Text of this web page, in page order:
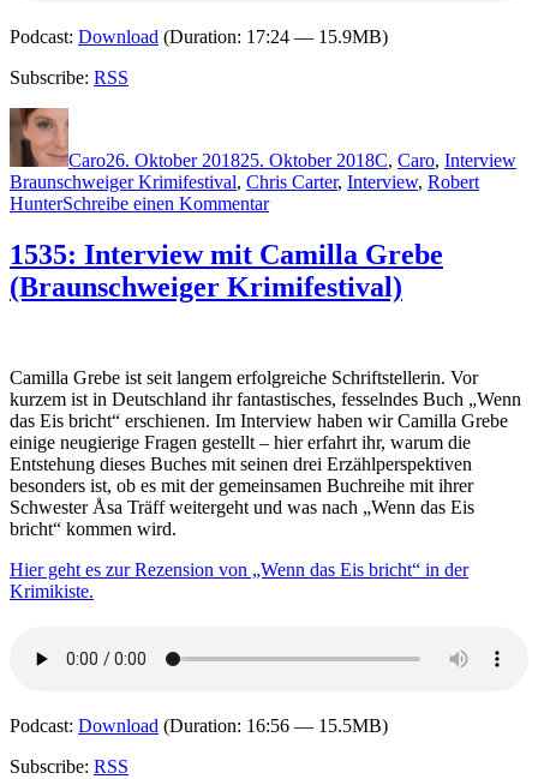
Podcast: Download (Duration: 17:24 — 15.9MB)
Subscribe: RSS
Autor
Caro26. Oktober 201825. Oktober 2018C, Caro, Interview
Braunschweiger Krimifestival, Chris Carter, Interview, Robert
HunterSchreibe einen Kommentarzu
Interview
mit
Chris
1535: Interview mit Camilla Grebe
(Braunschweiger Krimifestival)
Camilla Grebe ist seit langem erfolgreiche Schriftstellerin. Vor
kurzem ist in Deutschland ihr fantastisches, fesselndes Buch „Wenn
das Eis bricht“ erschienen. Im Interview haben wir Camilla Grebe
einige neugierige Fragen gestellt – hier erfahrt ihr, warum die
Entstehung dieses Buches mit seinen drei Erzählperspektiven
besonders ist, ob es mit der gemeinsamen Buchreihe mit ihrer
Schwester Åsa Träff weitergeht und was nach „Wenn das Eis
bricht“ kommen wird.
Hier geht es zur Rezension von „Wenn das Eis bricht“ in der
Krimikiste.
Podcast: Download (Duration: 16:56 — 15.5MB)
Subscribe: RSS